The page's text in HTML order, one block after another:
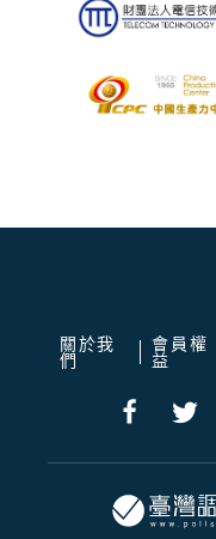
關於我
們
會員權
益